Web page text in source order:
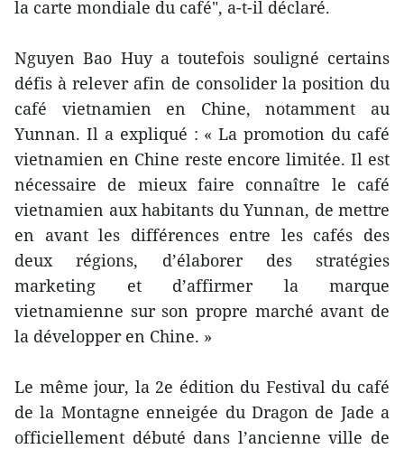
la carte mondiale du café", a-t-il déclaré.
Nguyen Bao Huy a toutefois souligné certains
défis à relever afin de consolider la position du
café vietnamien en Chine, notamment au
Yunnan. Il a expliqué : « La promotion du café
vietnamien en Chine reste encore limitée. Il est
nécessaire de mieux faire connaître le café
vietnamien aux habitants du Yunnan, de mettre
en avant les différences entre les cafés des
deux régions, d’élaborer des stratégies
marketing et d’affirmer la marque
vietnamienne sur son propre marché avant de
la développer en Chine. »
Le même jour, la 2e édition du Festival du café
de la Montagne enneigée du Dragon de Jade a
officiellement débuté dans l’ancienne ville de